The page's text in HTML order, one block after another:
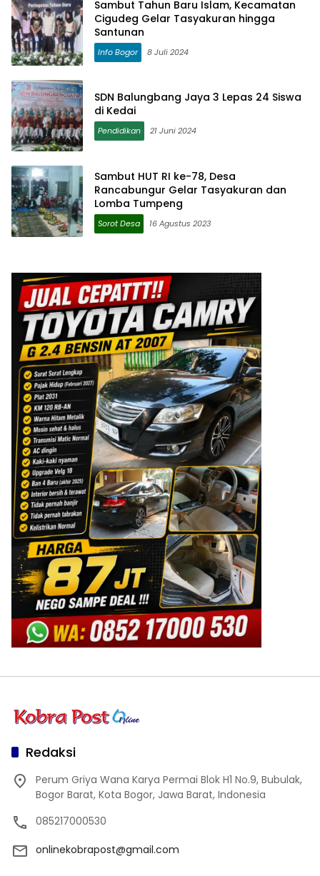
Sambut Tahun Baru Islam, Kecamatan
Cigudeg Gelar Tasyakuran hingga
Santunan
Info Bogor 8 Juli 2024
SDN Balungbang Jaya 3 Lepas 24 Siswa
di Kedai
Pendidikan 21 Juni 2024
Sambut HUT RI ke-78, Desa
Rancabungur Gelar Tasyakuran dan
Lomba Tumpeng
Sorot Desa 16 Agustus 2023
Redaksi
Perum Griya Wana Karya Permai Blok H1 No.9, Bubulak,
Bogor Barat, Kota Bogor, Jawa Barat, Indonesia
085217000530
onlinekobrapost@gmail.com